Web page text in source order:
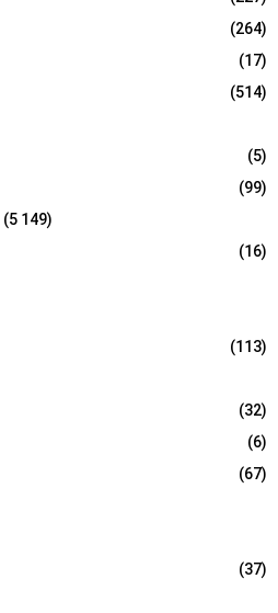
(264)
(17)
(514)
(5)
(99)
(5 149)
(16)
(113)
(32)
(6)
(67)
(37)